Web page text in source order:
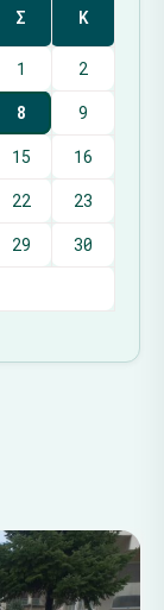
Σ Κ
1
2
8
9
15
16
22
23
29
30